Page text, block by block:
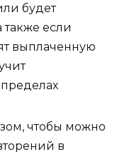
будет
также если
выплаченную
чтобы можно
в